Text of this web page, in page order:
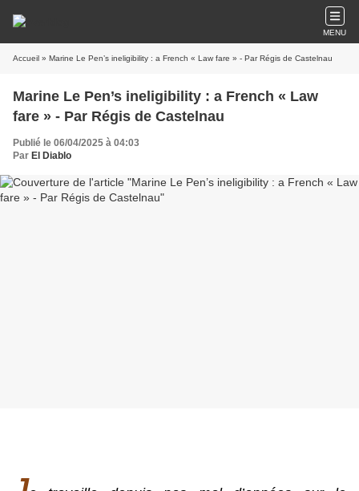
MENU
Accueil » Marine Le Pen’s ineligibility : a French « Law fare » - Par Régis de Castelnau
Marine Le Pen’s ineligibility : a French « Law
fare » - Par Régis de Castelnau
Publié le 06/04/2025 à 04:03
Par El Diablo